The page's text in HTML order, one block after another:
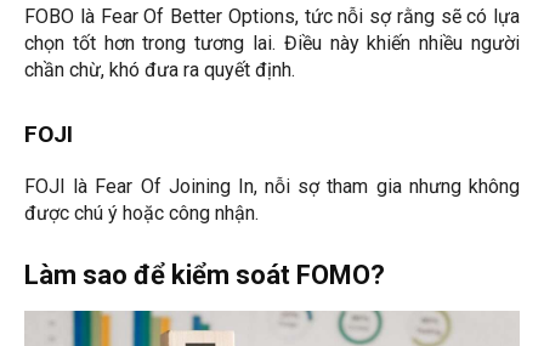
FOBO là Fear Of Better Options, tức nỗi sợ rằng sẽ có lựa
chọn tốt hơn trong tương lai. Điều này khiến nhiều người
chần chừ, khó đưa ra quyết định.
FOJI
FOJI là Fear Of Joining In, nỗi sợ tham gia nhưng không
được chú ý hoặc công nhận.
Làm sao để kiểm soát FOMO?